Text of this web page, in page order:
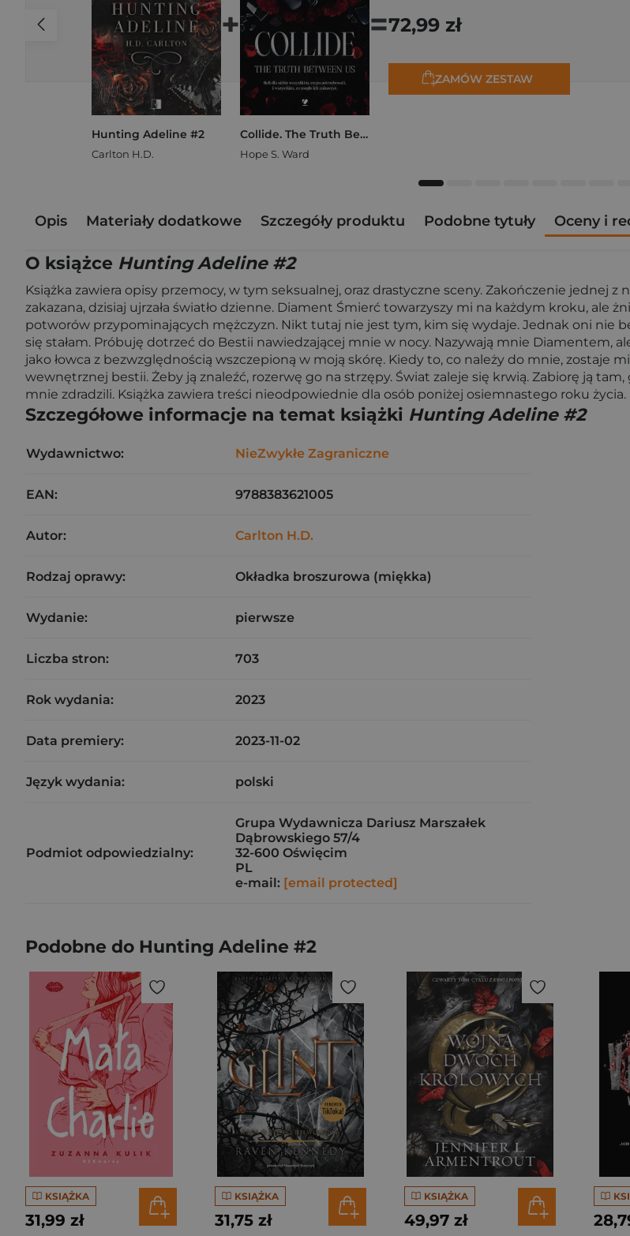
Hunting Adeline #2
Carlton H.D.
+
Collide. The Truth Between Us
Hope S. Ward
=72,99 zł
ZAMÓW ZESTAW
Opis Materiały dodatkowe Szczegóły produktu Podobne tytuły Oceny i
O książce Hunting Adeline #2
Książka zawiera opisy przemocy, w tym seksualnej, oraz drastyczne sceny. Zakończenie jednej z
zakazana, dzisiaj ujrzała światło dzienne. Diament Śmierć towarzyszy mi na każdym kroku, ale
potworów przypominających mężczyzn. Nikt tutaj nie jest tym, kim się wydaje. Jednak oni nie
się stałam. Próbuję dotrzeć do Bestii nawiedzającej mnie w nocy. Nazywają mnie Diamentem,
jako łowca z bezwzględnością wszczepioną w moją skórę. Kiedy to, co należy do mnie, zostaje
wewnętrznej bestii. Żeby ją znaleźć, rozerwę go na strzępy. Świat zaleje się krwią. Zabiorę ją
mnie zdradzili. Książka zawiera treści nieodpowiednie dla osób poniżej osiemnastego roku życia.
Szczegółowe informacje na temat książki Hunting Adeline #2
Wydawnictwo: NieZwykłe Zagraniczne
EAN: 9788383621005
Autor: Carlton H.D.
Rodzaj oprawy: Okładka broszurowa (miękka)
Wydanie: pierwsze
Liczba stron: 703
Rok wydania: 2023
Data premiery: 2023-11-02
Język wydania: polski
Podmiot odpowiedzialny:
Grupa Wydawnicza Dariusz Marszałek
Dąbrowskiego 57/4
32-600 Oświęcim
PL
e-mail: [email protected]
Podobne do Hunting Adeline #2
KSIĄŻKA
31,99 zł
KSIĄŻKA
31,75 zł
KSIĄŻKA
49,97 zł